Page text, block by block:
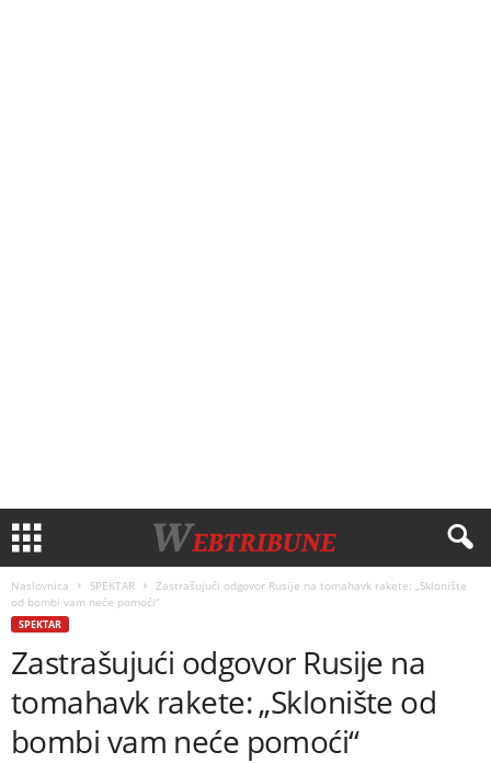
Naslovnica SPEKTAR
Zastrašujući odgovor Rusije na tomahavk rakete: „Sklonište
od bombi vam neće pomoći“
SPEKTAR
Zastrašujući odgovor Rusije na
tomahavk rakete: „Sklonište od
bombi vam neće pomoći“